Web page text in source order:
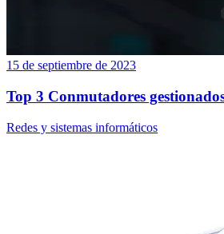
15 de septiembre de 2023
Top 3 Conmutadores
Redes y sistemas informáticos